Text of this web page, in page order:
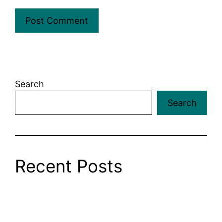
Search
Search
Recent Posts